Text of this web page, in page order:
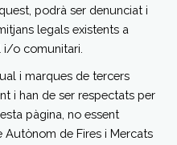
podrà ser denunciat i
legals existents a
o comunitari.
i marques de tercers
i han de ser respectats per
pàgina, no essent
Autònom de Fires i Mercats